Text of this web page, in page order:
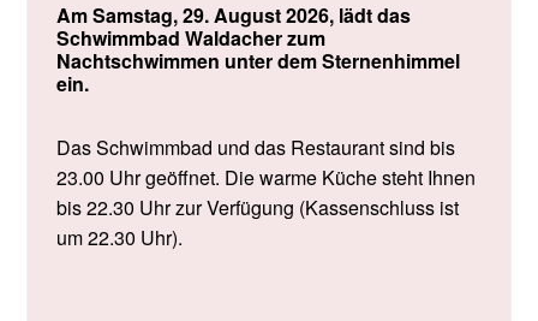
Am Samstag, 29. August 2026, lädt das
Schwimmbad Waldacher zum
Nachtschwimmen unter dem Sternenhimmel
ein.
Das Schwimmbad und das Restaurant sind bis
23.00 Uhr geöffnet. Die warme Küche steht Ihnen
bis 22.30 Uhr zur Verfügung (Kassenschluss ist
um 22.30 Uhr).